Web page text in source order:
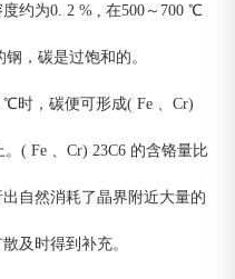
约为0. 2 % , 在500～700 ℃
，碳是过饱和的。
℃时，碳便可形成( Fe 、Cr)
( Fe 、Cr) 23C6 的含铬量比
自然消耗了晶界附近大量的
及时得到补充。